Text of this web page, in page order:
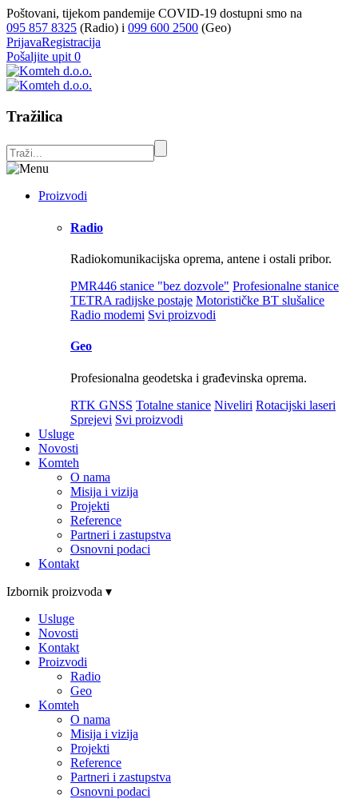
Poštovani, tijekom pandemije COVID-19 dostupni smo na
095 857 8325 (Radio) i 099 600 2500 (Geo)
PrijavaRegistracija
Pošaljite upit 0
Tražilica
Proizvodi
Radio
Radiokomunikacijska oprema, antene i ostali pribor.
PMR446 stanice "bez dozvole" Profesionalne stanice
TETRA radijske postaje Motorističke BT slušalice
Radio modemi Svi proizvodi
Geo
Profesionalna geodetska i građevinska oprema.
RTK GNSS Totalne stanice Niveliri Rotacijski laseri
Sprejevi Svi proizvodi
Usluge
Novosti
Komteh
O nama
Misija i vizija
Projekti
Reference
Partneri i zastupstva
Osnovni podaci
Kontakt
Izbornik proizvoda ▾
Usluge
Novosti
Kontakt
Proizvodi
Radio
Geo
Komteh
O nama
Misija i vizija
Projekti
Reference
Partneri i zastupstva
Osnovni podaci